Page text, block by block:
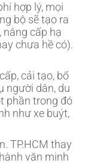
hợp lý, mọi
bộ sẽ tạo ra
nâng cấp hạ
chưa hề có).
cải tạo, bố
người dân, du
phần trong đó
như xe buýt,
TP.HCM thay
văn minh